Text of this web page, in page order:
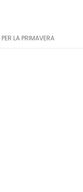
LA PRIMAVERA